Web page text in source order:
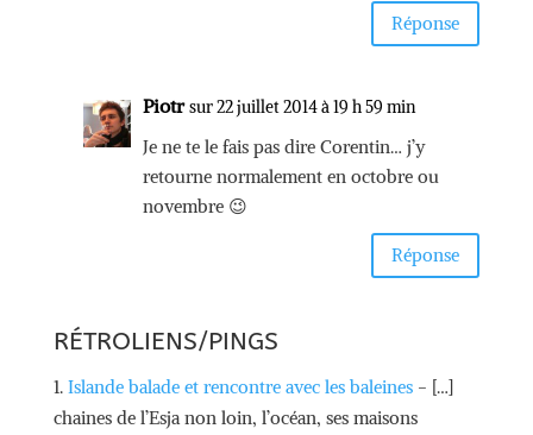
Réponse
Piotr sur 22 juillet 2014 à 19 h 59 min
Je ne te le fais pas dire Corentin… j’y
retourne normalement en octobre ou
novembre 😉
Réponse
RÉTROLIENS/PINGS
Islande balade et rencontre avec les baleines- […]
chaines de l’Esja non loin, l’océan, ses maisons